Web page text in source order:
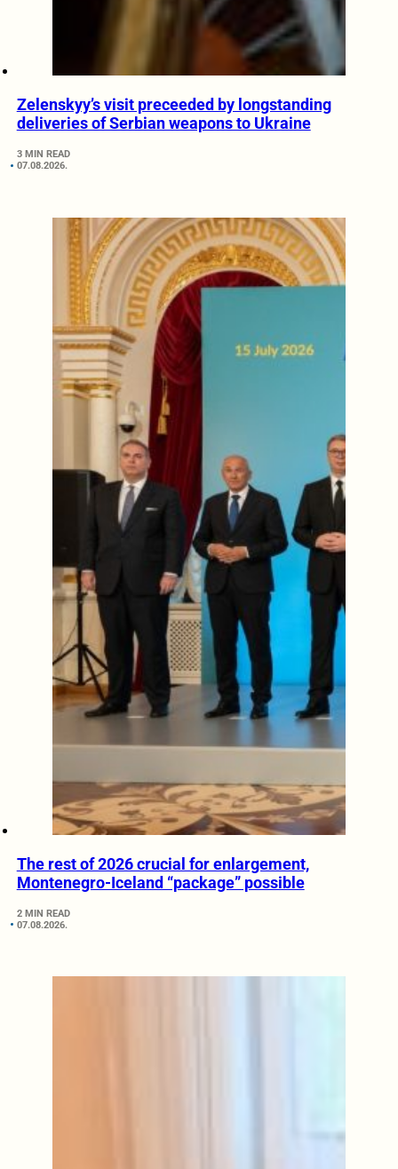
Zelenskyy’s visit preceeded by longstanding
deliveries of Serbian weapons to Ukraine
3 MIN READ
07.08.2026.
The rest of 2026 crucial for enlargement,
Montenegro-Iceland “package” possible
2 MIN READ
07.08.2026.